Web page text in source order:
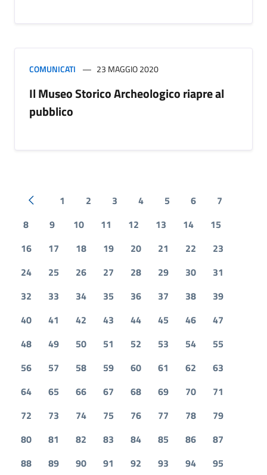
COMUNICATI 23 MAGGIO 2020
Il Museo Storico Archeologico riapre al
pubblico
Pagina precedente
1 2 3 4 5 6
7
8
9 10 11 12 13 14
15
16
17 18 19 20 21 22
23
24
25 26 27 28 29 30
31
32
33 34 35 36 37 38
39
40
41 42 43 44 45 46
47
48
49 50 51 52 53 54
55
56
57 58 59 60 61 62
63
64
65 66 67 68 69 70
71
72
73 74 75 76 77 78
79
80
81 82 83 84 85 86
87
88
89 90 91 92 93 94
95